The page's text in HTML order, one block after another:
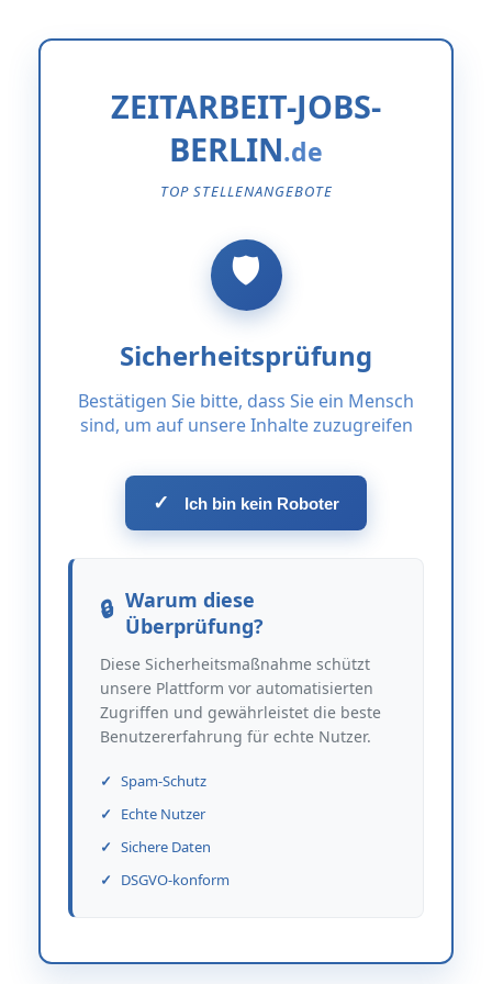
ZEITARBEIT-JOBS-
BERLIN
TOP STELLENANGEBOTE
Sicherheitsprüfung
Bestätigen Sie bitte, dass Sie ein Mensch
sind, um auf unsere Inhalte zuzugreifen
✓ Ich bin kein Roboter
Warum diese
Überprüfung?
Diese Sicherheitsmaßnahme schützt
unsere Plattform vor automatisierten
Zugriffen und gewährleistet die beste
Benutzererfahrung für echte Nutzer.
Spam-Schutz
Echte Nutzer
Sichere Daten
DSGVO-konform